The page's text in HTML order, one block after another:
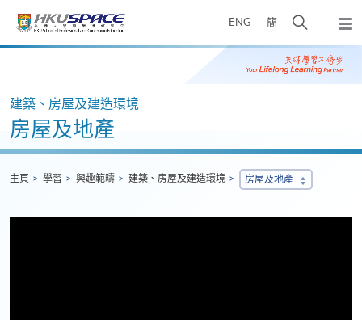
ENG 簡
開
搜
尋
彈
出
主
Main
建築、房屋及建造環境
房屋及地產
主頁 學習 興趣範疇 建築、房屋及建造環境 房屋及地產